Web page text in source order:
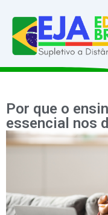
Por que o
essencial nos